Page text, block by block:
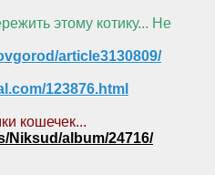
этому котику... Не
article3130809/
123876.html
кошечек...
Niksud/album/24716/